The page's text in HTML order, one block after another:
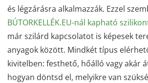
és légzárásra alkalmazzák. Ezzel
BÚTORKELLÉK.EU-nál kapható
már szilárd kapcsolatot is képesek
anyagok között. Mindkét típus
kivitelben: festhető, hőálló vagy akár
hogyan döntsd el, melyikre van